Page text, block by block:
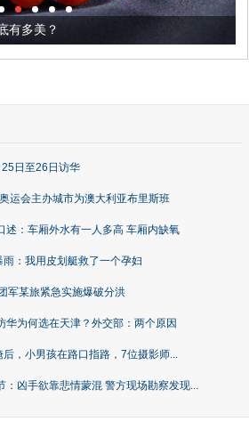
有多美？
日至26日访华
运会主办城市为澳大利亚布里斯班
述：车厢外水有一人多高 车厢内缺氧
：我用皮划艇救了一个孕妇
军某旅紧急实施爆破分洪
华为何选在天津？外交部：两个原因
，小男孩在路口指路，7位摄影师...
：凶手欲靠悲情蒙混 警方现场勘察发现...